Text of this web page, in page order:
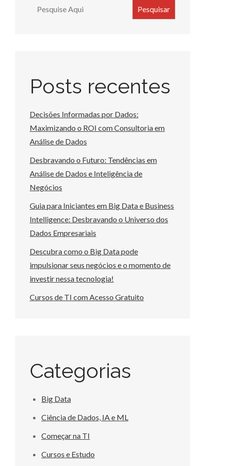
Search Pesquisar
Posts recentes
Decisões Informadas por Dados:
Maximizando o ROI com Consultoria em
Análise de Dados
Desbravando o Futuro: Tendências em
Análise de Dados e Inteligência de
Negócios
Guia para Iniciantes em Big Data e Business
Intelligence: Desbravando o Universo dos
Dados Empresariais
Descubra como o Big Data pode
impulsionar seus negócios e o momento de
investir nessa tecnologia!
Cursos de TI com Acesso Gratuito
Categorias
Big Data
Ciência de Dados, IA e ML
Começar na TI
Cursos e Estudo